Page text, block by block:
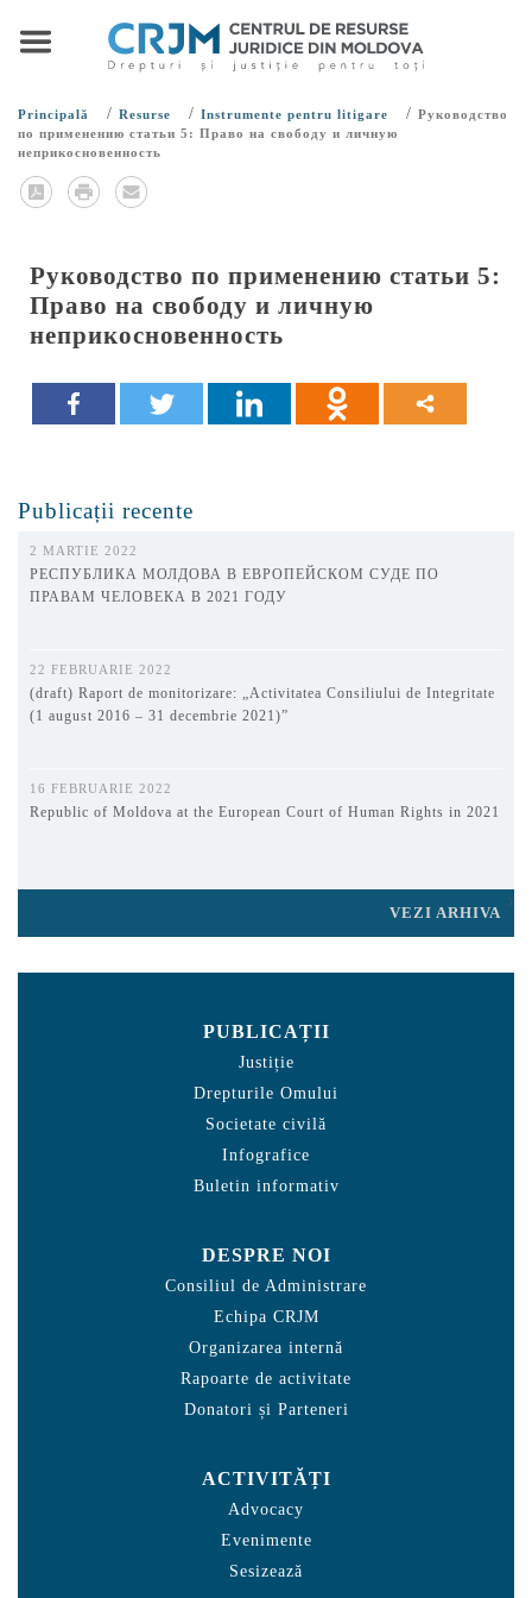
Principală / Resurse / Instrumente pentru litigare / Руководство
по применению статьи 5: Право на свободу и личную
неприкосновенность
Руководство по применению статьи 5:
Право на свободу и личную
неприкосновенность
Publicații recente
2 MARTIE 2022
РЕСПУБЛИКА МОЛДОВА В ЕВРОПЕЙСКОМ СУДЕ ПО
ПРАВАМ ЧЕЛОВЕКА В 2021 ГОДУ
22 FEBRUARIE 2022
(draft) Raport de monitorizare: „Activitatea Consiliului de Integritate
(1 august 2016 – 31 decembrie 2021)”
16 FEBRUARIE 2022
Republic of Moldova at the European Court of Human Rights in 2021
VEZI ARHIVA
PUBLICAȚII
Justiție
Drepturile Omului
Societate civilă
Infografice
Buletin informativ
DESPRE NOI
Consiliul de Administrare
Echipa CRJM
Organizarea internă
Rapoarte de activitate
Donatori și Parteneri
ACTIVITĂȚI
Advocacy
Evenimente
Sesizează